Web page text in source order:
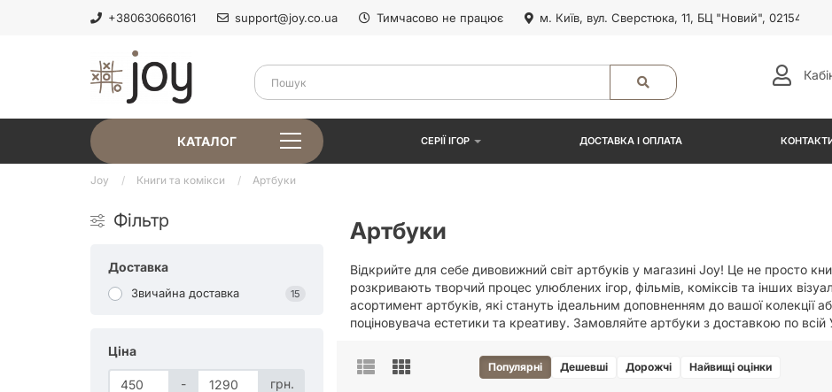
+380630660161 support@joy.co.ua Тимчасово не працює м. Київ, вул. Сверстюка, 11, БЦ "Новий", 02154
КАТАЛОГ СЕРІЇ ІГОР ДОСТАВКА І ОПЛАТА
Joy Книги та комікси Артбуки
Фільтр
Доставка
Звичайна доставка 15
Ціна
- грн.
Артбуки
Відкрийте для себе дивовижний світ артбуків у магазині Joy! Це не просто
розкривають творчий процес улюблених ігор, фільмів, коміксів та інших
асортимент артбуків, які стануть ідеальним доповненням до вашої колекції
поціновувача естетики та креативу. Замовляйте артбуки з доставкою по
Популярні Дешевші Дорожчі Найвищі оцінки